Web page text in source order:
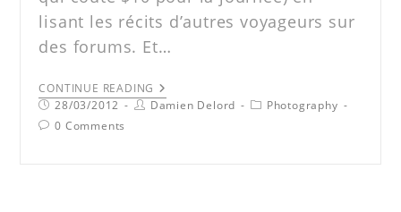
lisant les récits d’autres voyageurs sur
des forums. Et…
CONTINUE READING
28/03/2012
Damien Delord
Photography
0 Comments